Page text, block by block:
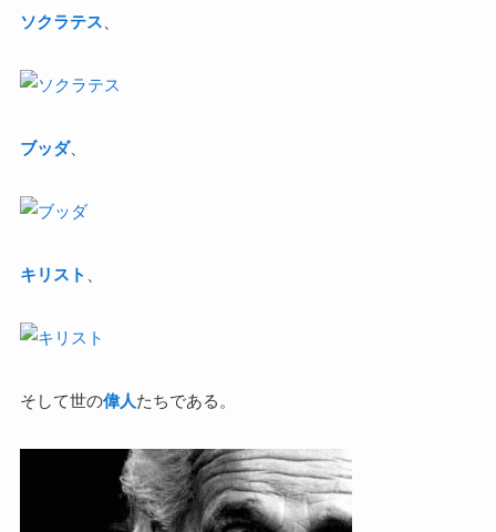
ソクラテス
ブッダ、
キリスト
そして世の偉人たちである。